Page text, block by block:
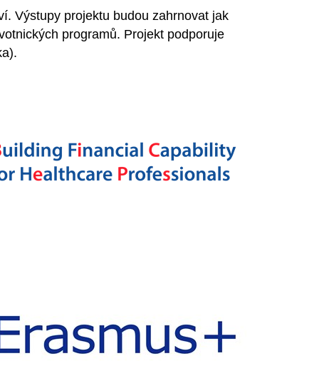
Výstupy projektu budou zahrnovat jak
programů. Projekt podporuje